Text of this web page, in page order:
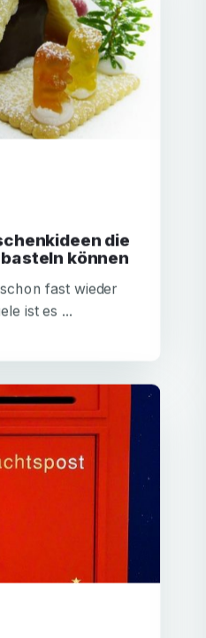
die
können
fast wieder
ist es ...